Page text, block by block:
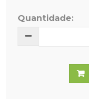
Quantidade: